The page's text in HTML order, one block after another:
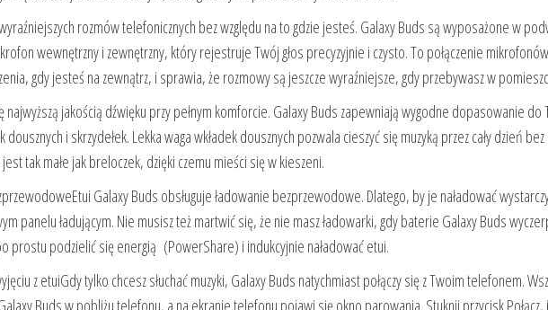
rozmów telefonicznych bez względu na to gdzie jesteś. Galaxy Buds są wyposażone w
wewnętrzny i zewnętrzny, który rejestruje Twój głos precyzyjnie i czysto. To połączenie mikrofonów
gdy jesteś na zewnątrz, i sprawia, że rozmowy są jeszcze wyraźniejsze, gdy przebywasz w
jakością dźwięku przy pełnym komforcie. Galaxy Buds zapewniają wygodne dopasowanie do
dousznych i skrzydełek. Lekka waga wkładek dousznych pozwala cieszyć się muzyką przez cały dzień
tak małe jak breloczek, dzięki czemu mieści się w kieszeni.
Galaxy Buds obsługuje ładowanie bezprzewodowe. Dlatego, by je naładować
panelu ładującym. Nie musisz też martwić się, że nie masz ładowarki, gdy baterie Galaxy Buds
prostu podzielić się energią (PowerShare) i indukcyjnie naładować etui.
z etuiGdy tylko chcesz słuchać muzyki, Galaxy Buds natychmiast połączy się z Twoim telefonem.
Buds w pobliżu telefonu, a na ekranie telefonu pojawi się okno parowania. Stuknij przycisk Połącz,